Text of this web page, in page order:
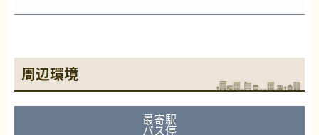
周辺環境
最寄駅
バス停